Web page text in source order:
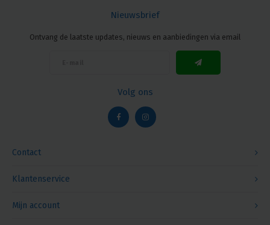
Contact
Nieuwsbrief
Ontvang de laatste updates, nieuws en aanbiedingen via email
Volg ons
Klantenservice
Mijn account